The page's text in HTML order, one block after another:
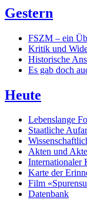
Gestern
FSZM – ein
Kritik und
Historische
Es gab doch
Heute
Lebenslange
Staatliche
Akten und
Internationaler
Karte der
Film
Datenbank